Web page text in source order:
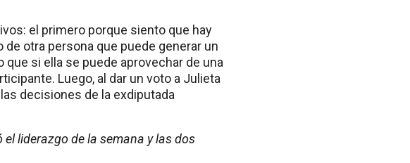
el primero porque siento que hay
otra persona que puede generar un
si ella se puede aprovechar de una
Luego, al dar un voto a Julieta
decisiones de la exdiputada
liderazgo de la semana y las dos